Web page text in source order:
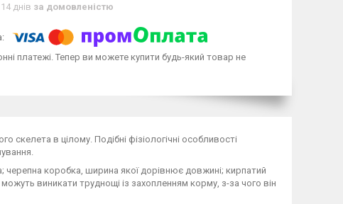
днів за домовленістю
платежі. Тепер ви можете купити будь-який товар не
скелета в цілому. Подібні фізіологічні особливості
коробка, ширина якої дорівнює довжині; кирпатий
виникати труднощі із захопленням корму, з-за чого він